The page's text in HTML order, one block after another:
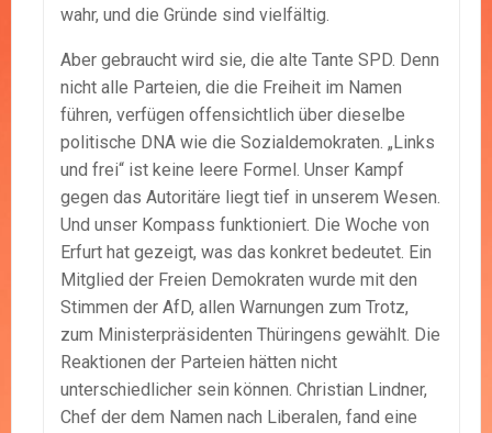
wahr, und die Gründe sind vielfältig.
Aber gebraucht wird sie, die alte Tante SPD. Denn
nicht alle Parteien, die die Freiheit im Namen
führen, verfügen offensichtlich über dieselbe
politische DNA wie die Sozialdemokraten. „Links
und frei“ ist keine leere Formel. Unser Kampf
gegen das Autoritäre liegt tief in unserem Wesen.
Und unser Kompass funktioniert. Die Woche von
Erfurt hat gezeigt, was das konkret bedeutet. Ein
Mitglied der Freien Demokraten wurde mit den
Stimmen der AfD, allen Warnungen zum Trotz,
zum Ministerpräsidenten Thüringens gewählt. Die
Reaktionen der Parteien hätten nicht
unterschiedlicher sein können. Christian Lindner,
Chef der dem Namen nach Liberalen, fand eine